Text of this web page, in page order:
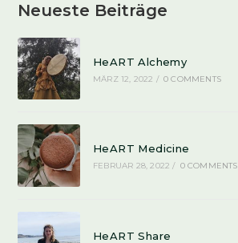
Neueste Beiträge
HeART Alchemy
MÄRZ 12, 2022 / 0 COMMENTS
HeART Medicine
FEBRUAR 28, 2022 / 0 COMMENTS
HeART Share